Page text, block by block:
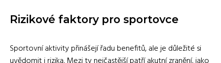
Rizikové faktory pro sportovce
Sportovní aktivity přinášejí řadu benefitů, ale je důležité si